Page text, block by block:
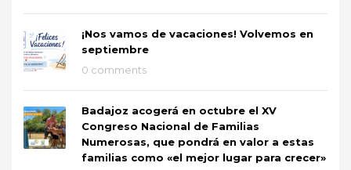
¡Nos vamos de vacaciones! Volvemos en
septiembre
0 comments
Badajoz acogerá en octubre el XV
Congreso Nacional de Familias
Numerosas, que pondrá en valor a estas
familias como «el mejor lugar para crecer»